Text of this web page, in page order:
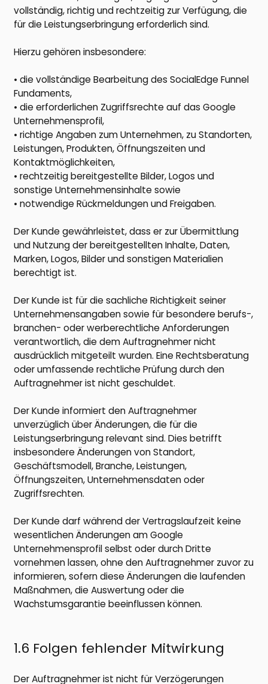
vollständig, richtig und rechtzeitig zur Verfügung, die
für die Leistungserbringung erforderlich sind.
Hierzu gehören insbesondere:
• die vollständige Bearbeitung des SocialEdge Funnel
Fundaments,
• die erforderlichen Zugriffsrechte auf das Google
Unternehmensprofil,
• richtige Angaben zum Unternehmen, zu Standorten,
Leistungen, Produkten, Öffnungszeiten und
Kontaktmöglichkeiten,
• rechtzeitig bereitgestellte Bilder, Logos und
sonstige Unternehmensinhalte sowie
• notwendige Rückmeldungen und Freigaben.
Der Kunde gewährleistet, dass er zur Übermittlung
und Nutzung der bereitgestellten Inhalte, Daten,
Marken, Logos, Bilder und sonstigen Materialien
berechtigt ist.
Der Kunde ist für die sachliche Richtigkeit seiner
Unternehmensangaben sowie für besondere berufs-,
branchen- oder werberechtliche Anforderungen
verantwortlich, die dem Auftragnehmer nicht
ausdrücklich mitgeteilt wurden. Eine Rechtsberatung
oder umfassende rechtliche Prüfung durch den
Auftragnehmer ist nicht geschuldet.
Der Kunde informiert den Auftragnehmer
unverzüglich über Änderungen, die für die
Leistungserbringung relevant sind. Dies betrifft
insbesondere Änderungen von Standort,
Geschäftsmodell, Branche, Leistungen,
Öffnungszeiten, Unternehmensdaten oder
Zugriffsrechten.
Der Kunde darf während der Vertragslaufzeit keine
wesentlichen Änderungen am Google
Unternehmensprofil selbst oder durch Dritte
vornehmen lassen, ohne den Auftragnehmer zuvor zu
informieren, sofern diese Änderungen die laufenden
Maßnahmen, die Auswertung oder die
Wachstumsgarantie beeinflussen können.
1.6 Folgen fehlender Mitwirkung
Der Auftragnehmer ist nicht für Verzögerungen